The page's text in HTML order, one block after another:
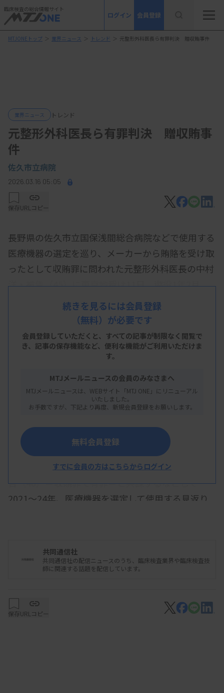
臨床検査の総合情報サイト
ログイン 会員登録
MTJONEトップ ＞ 業界ニュース ＞ トレンド ＞ 元整形外科医長ら有罪判決 贈収賄事件
業界ニュース トレンド
元整形外科医長ら有罪判決 贈収賄事
件
佐久市立病院
2026.03.16 05:05
保存URLコピー
長野県の佐久市立国保浅間総合病院などで使用する
医療機器の選定を巡り、メーカーから賄賂を受け取
ったとして収賄罪に問われた元整形外科医長の中村
洋・被告（45）に東京地裁は11日、懲役1年2月、
執行猶予3年、追徴金58万円（求刑懲役1年2月、追
徴金58万円）の判決を言い渡した。贈賄罪で、医療
機器メーカー「日本エム・ディ・エム」の営業担当
だった1人も有罪とした。
用し長期間にわたって現金を受領したとし、公的医
療への信頼を害した程度は大きいと非難した。一方
で、中村被告ら2人が事実を認め反省の態度を示し
ていることなどを踏まえ、執行猶予付き判決が相当
とした。
判決によると、中村被告は同科の元部長有吉大・被
告（46）＝収賄罪で有罪＝と共謀するなどして
2021～24年、医療機器を選定して使用する見返り
続きを見るには会員登録
（無料）が必要です
会員登録していただくと、すべての記事が制限なく閲覧で
き、 記事の保存機能など、便利な機能がご利用いただけま
す。
MTJメールニュースの会員のみなさまへ
MTJメールニュースは、WEBサイト「MTJ ONE」にリニューアル
いたしました。
お手数ですが、下記より再度、新規会員登録をお願いします。
無料会員登録
すでに会員の方はこちらからログイン
共同通信社
共同通信社の配信ニュースのうち、臨床検査業界や臨床検査技
師に関連する話題を配信しています。
保存URLコピー